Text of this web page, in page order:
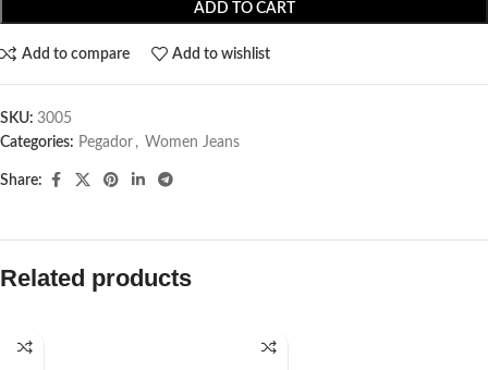
ADD TO CART
Add to compare Add to wishlist
SKU: 3005
Categories: Pegador​ , Women Jeans
Share:
Related products